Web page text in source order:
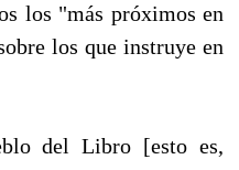
los "más próximos en
los que instruye en
del Libro [esto es,